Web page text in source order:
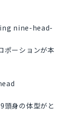
nine-head-
ポーションが本
頭身の体型がと